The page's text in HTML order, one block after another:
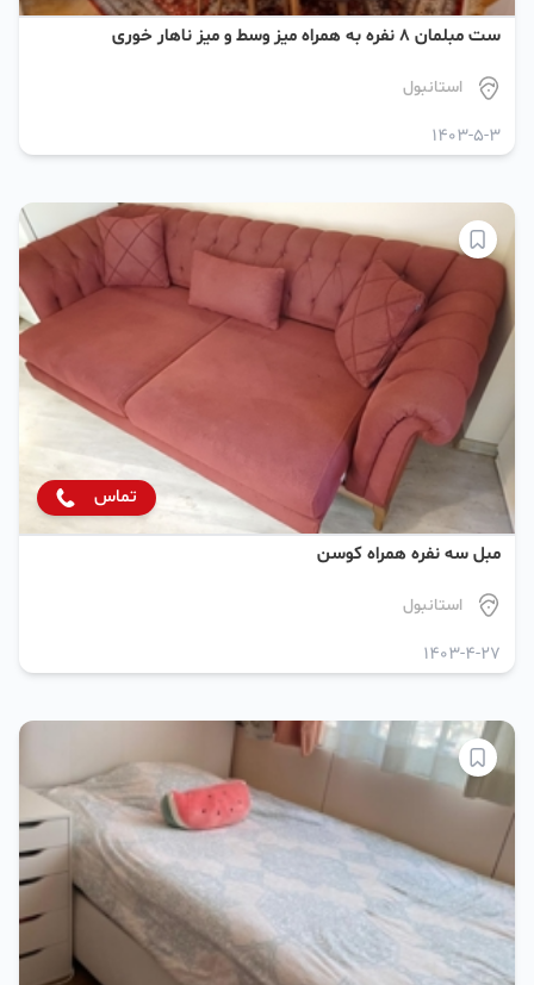
ست مبلمان 8 نفره به همراه میز وسط و میز ناهار خوری
استانبول
1403-5-3
تماس
مبل سه نفره همراه کوسن
استانبول
1403-4-27